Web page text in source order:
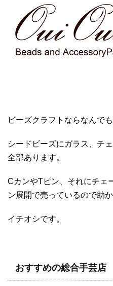
ビーズクラフトならなんで
シードビーズにガラス、チ
全部あります。
CカンやTピン、それにチェ
ン展開で売っているので助か
イチオシです。
おすすめの総合手芸店